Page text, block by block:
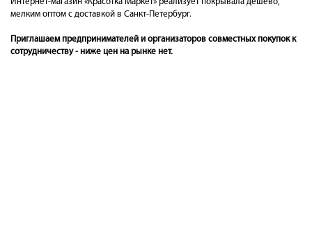
Интернет-магазин «Красотка Маркет» реализует покрывала дешево,
мелким оптом с доставкой в Санкт-Петербург.
Приглашаем предпринимателей и организаторов совместных покупок к
сотрудничеству - ниже цен на рынке нет.